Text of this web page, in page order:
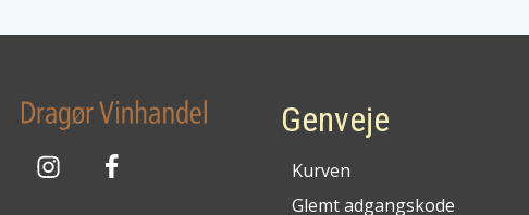
Genveje
Kurven
Glemt adgangskode